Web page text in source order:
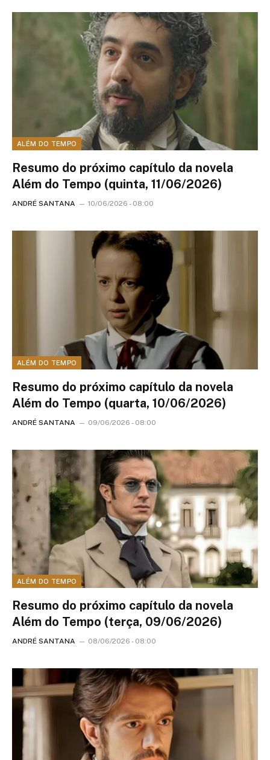
ALÉM DO TEMPO
Resumo do próximo capítulo da novela
Além do Tempo (quinta, 11/06/2026)
ANDRÉ SANTANA 10/06/2026 - 08:00
ALÉM DO TEMPO
Resumo do próximo capítulo da novela
Além do Tempo (quarta, 10/06/2026)
ANDRÉ SANTANA 09/06/2026 - 08:00
ALÉM DO TEMPO
Resumo do próximo capítulo da novela
Além do Tempo (terça, 09/06/2026)
ANDRÉ SANTANA 08/06/2026 - 08:00